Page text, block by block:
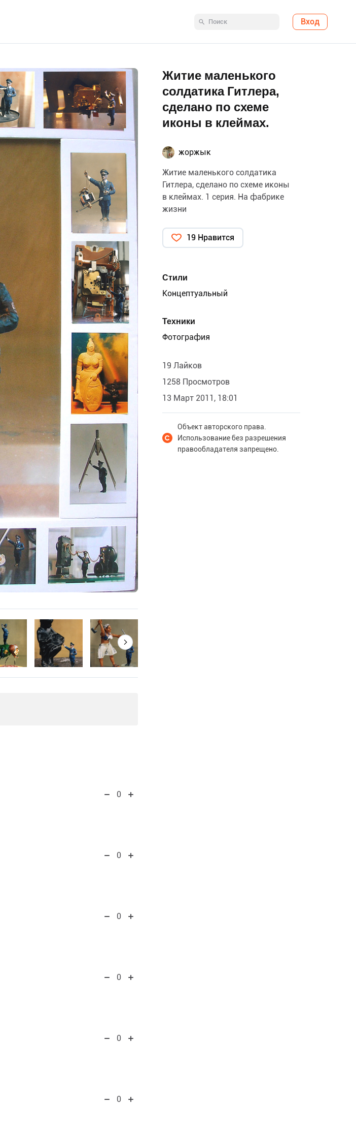
Вход
0
0
0
0
0
0
Житие маленького
солдатика Гитлера,
сделано по схеме
иконы в клеймах.
жоржык
Житие маленького солдатика
Гитлера, сделано по схеме иконы
в клеймах. 1 серия. На фабрике
жизни
19 Нравится
Стили
Концептуальный
Техники
Фотография
19 Лайков
1258 Просмотров
13 Март 2011, 18:01
Объект авторского права.
Использование без разрешения
правообладателя запрещено.